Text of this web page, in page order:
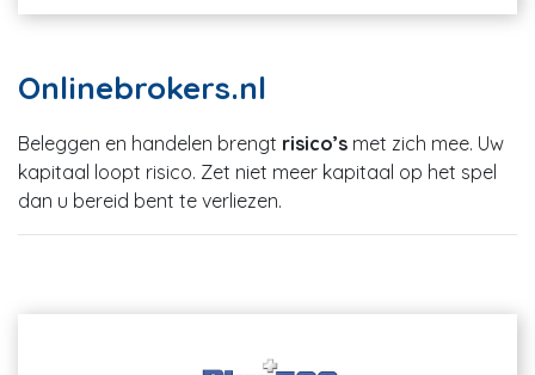
Onlinebrokers.nl
Beleggen en handelen brengt risico’s met zich mee. Uw
kapitaal loopt risico. Zet niet meer kapitaal op het spel
dan u bereid bent te verliezen.